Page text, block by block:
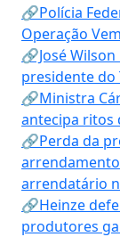
🔗Polícia
Operação
🔗José
presidente do
🔗Ministra
antecipa ritos
🔗Perda da
arrendatário
🔗Heinze
produtores